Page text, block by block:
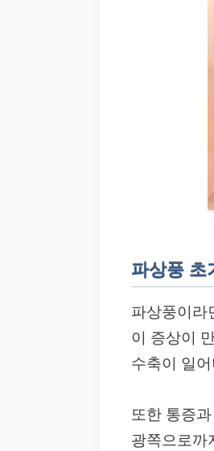
파상풍 초
파상풍이라
이 증상이
수축이 일
또한 통증
광쪽으로까